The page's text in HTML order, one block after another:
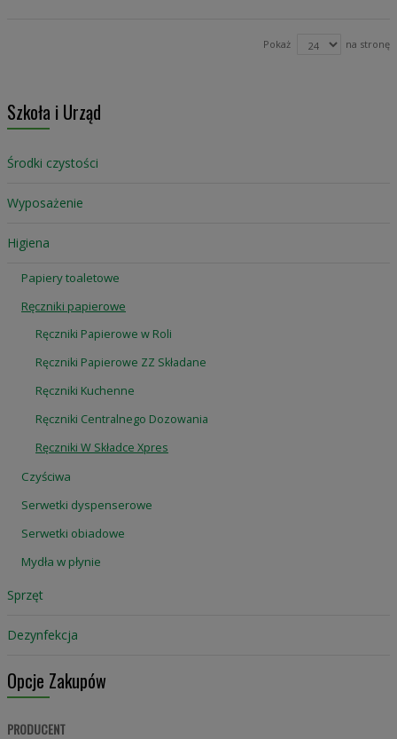
Pokaż na stronę
Szkoła i Urząd
Środki czystości
Wyposażenie
Higiena
Papiery toaletowe
Ręczniki papierowe
Ręczniki Papierowe w Roli
Ręczniki Papierowe ZZ Składane
Ręczniki Kuchenne
Ręczniki Centralnego Dozowania
Ręczniki W Składce Xpres
Czyściwa
Serwetki dyspenserowe
Serwetki obiadowe
Mydła w płynie
Sprzęt
Dezynfekcja
Opcje Zakupów
PRODUCENT